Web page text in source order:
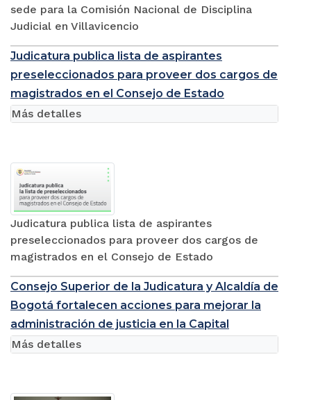
sede para la Comisión Nacional de Disciplina
Judicial en Villavicencio
Judicatura publica lista de aspirantes
preseleccionados para proveer dos cargos de
magistrados en el Consejo de Estado
Judicatura publica lista de aspirantes
preseleccionados para proveer dos cargos de
magistrados en el Consejo de Estado
Más detalles
Consejo Superior de la Judicatura y Alcaldía de
Bogotá fortalecen acciones para mejorar la
administración de justicia en la Capital
Más detalles